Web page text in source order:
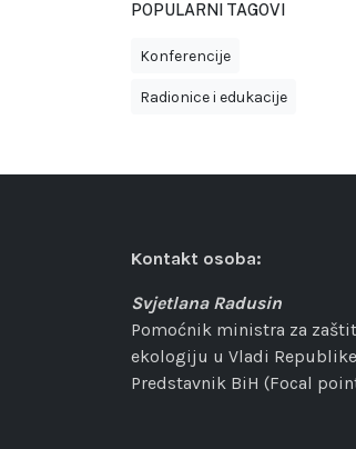
POPULARNI TAGOVI
Konferencije
Radionice i edukacije
Kontakt osoba:
Svjetlana Radusin
Pomoćnik ministra za
ekologiju u Vladi
Predstavnik BiH (Focal